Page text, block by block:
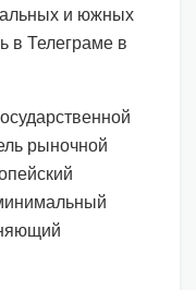
и южных
в Телеграме в
рыночной